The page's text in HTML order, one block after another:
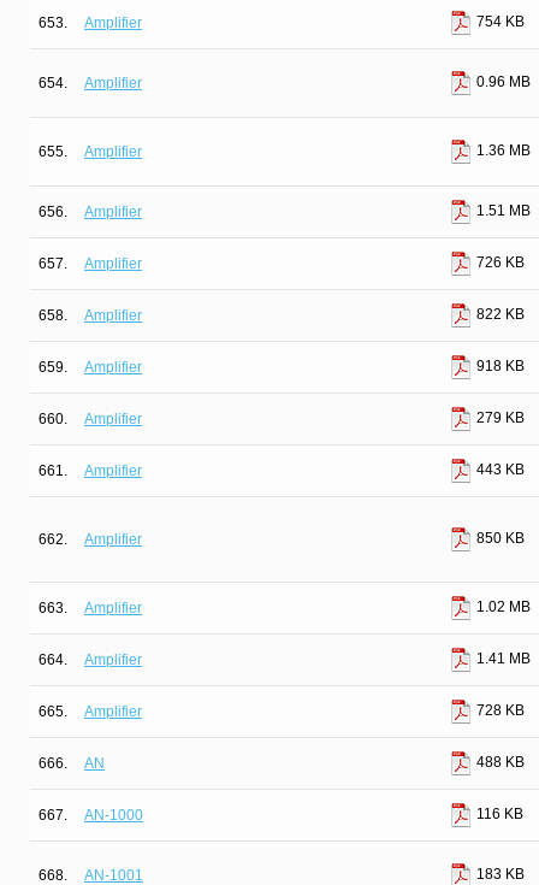
653. Amplifier 754 KB
654. Amplifier 0.96 MB
655. Amplifier 1.36 MB
656. Amplifier 1.51 MB
657. Amplifier 726 KB
658. Amplifier 822 KB
659. Amplifier 918 KB
660. Amplifier 279 KB
661. Amplifier 443 KB
662. Amplifier 850 KB
663. Amplifier 1.02 MB
664. Amplifier 1.41 MB
665. Amplifier 728 KB
666. AN 488 KB
667. AN-1000 116 KB
668. AN-1001 183 KB